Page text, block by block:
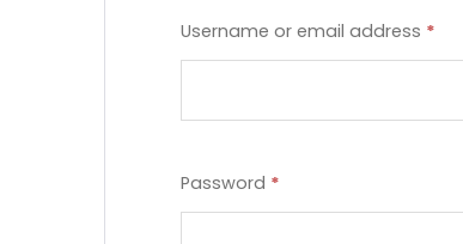
Username or email address *
Password *